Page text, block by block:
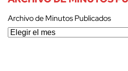
Archivo de Minutos Publicados